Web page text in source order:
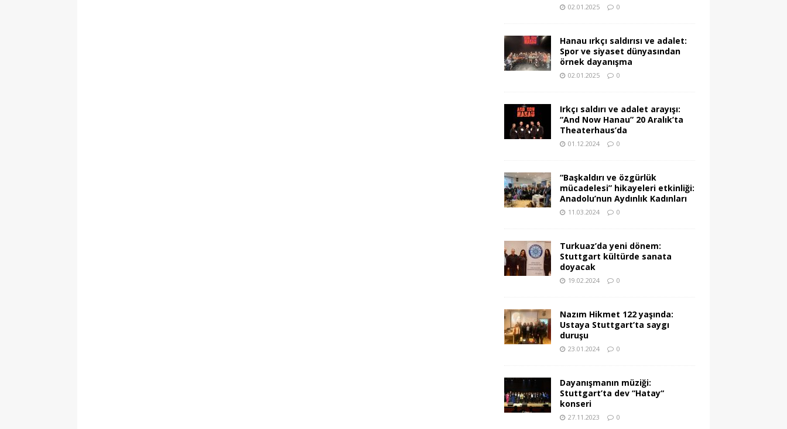
02.01.2025 0
Hanau ırkçı saldırısı ve adalet:
Spor ve siyaset dünyasından
örnek dayanışma
02.01.2025 0
Irkçı saldırı ve adalet arayışı:
“And Now Hanau” 20 Aralık’ta
Theaterhaus’da
01.12.2024 0
“Başkaldırı ve özgürlük
mücadelesi” hikayeleri etkinliği:
Anadolu’nun Aydınlık Kadınları
11.03.2024 0
Turkuaz’da yeni dönem:
Stuttgart kültürde sanata
doyacak
19.02.2024 0
Nazım Hikmet 122 yaşında:
Ustaya Stuttgart’ta saygı
duruşu
23.01.2024 0
Dayanışmanın müziği:
Stuttgart’ta dev “Hatay“
konseri
27.11.2023 0